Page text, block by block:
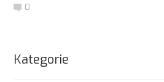
0
Kategorie